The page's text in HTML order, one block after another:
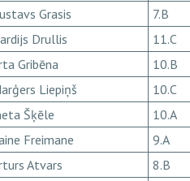
Grasis
7.B
Drullis
11.C
Gribēna
10.B
Liepiņš
10.C
Šķēle
10.A
Freimane
9.A
Atvars
8.B